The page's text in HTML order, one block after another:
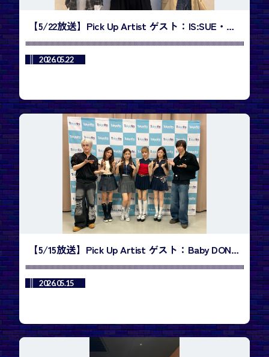
【5/22放送】Pick Up Artist ゲスト：IS:SUE・
RINOさん、NANOさん／今週のランキング1位
は、BTS「SWIM」
2026.05.22
【5/15放送】Pick Up Artist ゲスト：Baby DONT
Cry・Miaさん、Kumiさん ／今週のランキング1
位は、BTS「SWIM」
2026.05.15